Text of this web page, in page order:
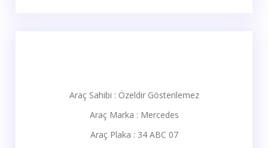
Araç Sahibi : Özeldir Gösterilemez
Araç Marka : Mercedes
Araç Plaka : 34 ABC 07